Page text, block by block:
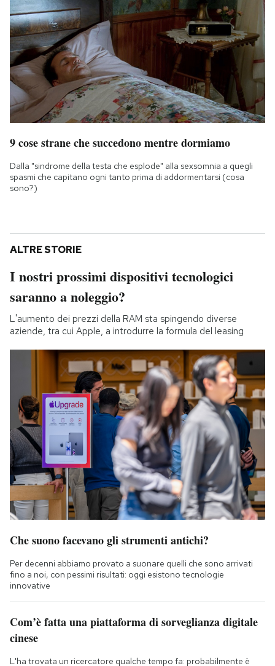
9 cose strane che succedono mentre dormiamo
Dalla "sindrome della testa che esplode" alla sexsomnia a quegli
spasmi che capitano ogni tanto prima di addormentarsi (cosa
sono?)
ALTRE STORIE
I nostri prossimi dispositivi tecnologici
saranno a noleggio?
L'aumento dei prezzi della RAM sta spingendo diverse
aziende, tra cui Apple, a introdurre la formula del leasing
Che suono facevano gli strumenti antichi?
Per decenni abbiamo provato a suonare quelli che sono arrivati
fino a noi, con pessimi risultati: oggi esistono tecnologie
innovative
Com’è fatta una piattaforma di sorveglianza digitale
cinese
L'ha trovata un ricercatore qualche tempo fa: probabilmente è